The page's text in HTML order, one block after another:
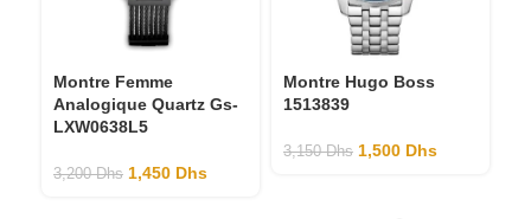
Montre Femme
Analogique Quartz Gs-
LXW0638L5
3,200Dhs 1,450 Dhs
Montre Hugo Boss
1513839
3,150Dhs 1,500 Dhs